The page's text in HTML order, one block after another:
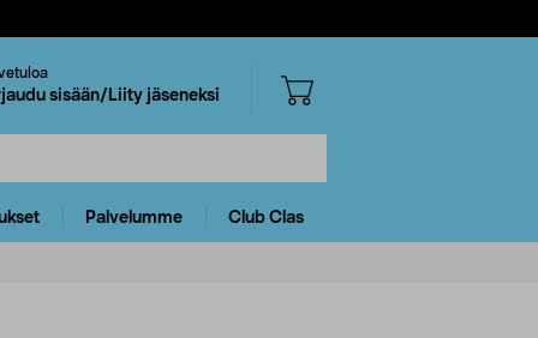
sisään/Liity jäseneksi
Palvelumme Club Clas